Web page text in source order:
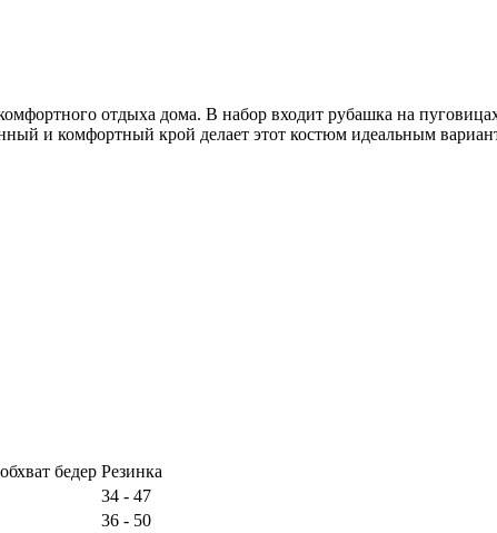
отдыха дома. В набор входит рубашка на
и комфортный крой делает этот костюм идеальным
бедер Резинка
34 - 47
36 - 50